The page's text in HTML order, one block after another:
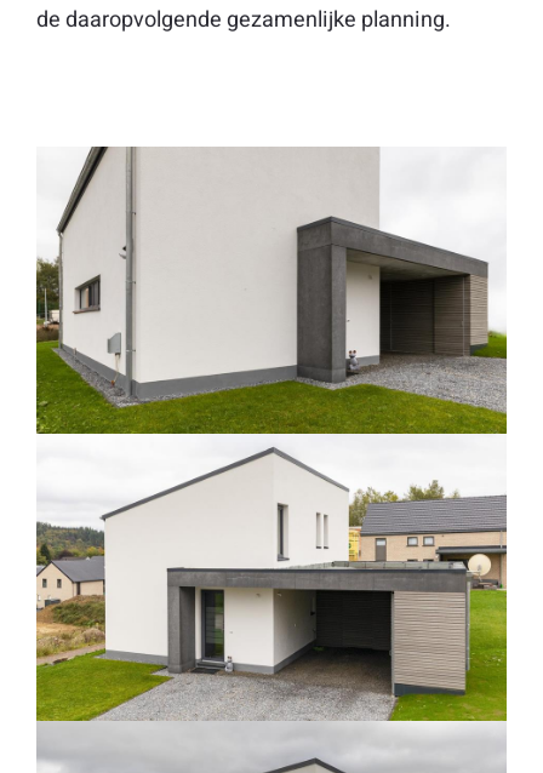
de daaropvolgende gezamenlijke planning.